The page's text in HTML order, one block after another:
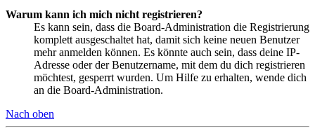
Warum kann ich mich nicht registrieren?
Es kann sein, dass die Board-Administration die Registrierung
komplett ausgeschaltet hat, damit sich keine neuen Benutzer
mehr anmelden können. Es könnte auch sein, dass deine IP-
Adresse oder der Benutzername, mit dem du dich registrieren
möchtest, gesperrt wurden. Um Hilfe zu erhalten, wende dich
an die Board-Administration.
Nach oben